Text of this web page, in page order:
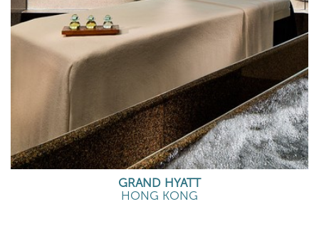
GRAND HYATT
HONG KONG